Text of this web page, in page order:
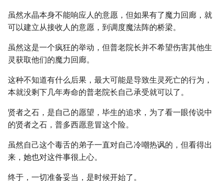
虽然水晶本身不能响应人的意愿，但如果有了魔力回廊，就
可以建立从接收人的意愿，到调度魔法阵的桥梁。
虽然这是一个疯狂的举动，但普老院长并不希望伤害其他生
灵获取他们的魔力回廊。
这种不知道有什么后果，最大可能是导致生灵死亡的行为，
本就没剩下几年寿命的普老院长自己承受就可以了。
贤者之石，是自己的愿望，毕生的追求，为了看一眼传说中
的贤者之石，普多西愿意冒这个险。
虽然自己这个毒舌的弟子一直对自己冷嘲热讽的，但看得出
来，她也对这件事很上心。
终于，一切准备妥当，是时候开始了。